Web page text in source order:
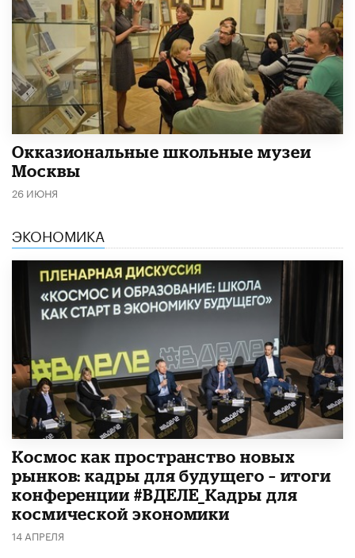
​Окказиональные школьные музеи
Москвы
26 ИЮНЯ
ЭКОНОМИКА
Космос как пространство новых
рынков: кадры для будущего – итоги
конференции #ВДЕЛЕ_Кадры для
космической экономики
14 АПРЕЛЯ